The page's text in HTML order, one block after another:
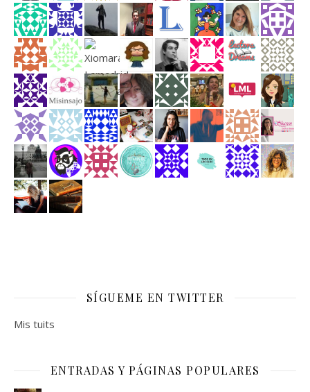
SÍGUEME EN TWITTER
Mis tuits
ENTRADAS Y PÁGINAS POPULARES